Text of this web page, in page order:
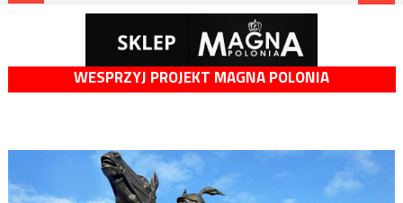
WESPRZYJ PROJEKT MAGNA POLONIA